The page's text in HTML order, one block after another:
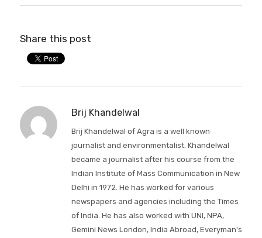
Share this post
Brij Khandelwal
Brij Khandelwal of Agra is a well known
journalist and environmentalist. Khandelwal
became a journalist after his course from the
Indian Institute of Mass Communication in New
Delhi in 1972. He has worked for various
newspapers and agencies including the Times
of India. He has also worked with UNI, NPA,
Gemini News London, India Abroad, Everyman's